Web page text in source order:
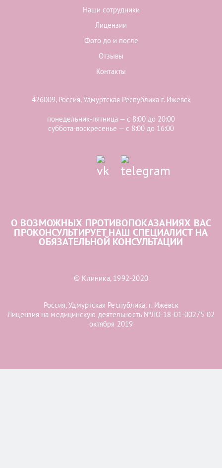
Наши сотрудники
Лицензии
Фото до и после
Отзывы
Контакты
426009, Россия, Удмуртская Республика г. Ижевск
понедельник-пятница — с 8:00 до 20:00
суббота-воскресенье — с 8:00 до 16:00
О ВОЗМОЖНЫХ ПРОТИВОПОКАЗАНИЯХ ВАС
ПРОКОНСУЛЬТИРУЕТ НАШ СПЕЦИАЛИСТ НА
ОБЯЗАТЕЛЬНОЙ КОНСУЛЬТАЦИИ
© Клиника, 1992-2020
Россия, Удмуртская Республика, г. Ижевск
Лицензия на медицинскую деятельность №ЛО-18-01-00275 02
октября 2019